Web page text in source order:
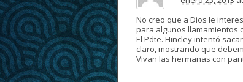
No creo que a Dios le
para algunos llamamientos
El Pdte. Hincley intentó
claro, mostrando que
Vivan las hermanas con